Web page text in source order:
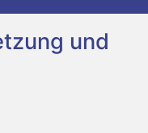
und